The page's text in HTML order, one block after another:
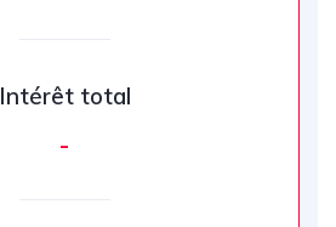
Intérêt total
-